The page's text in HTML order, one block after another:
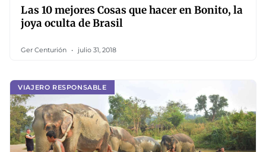
Las 10 mejores Cosas que hacer en Bonito, la
joya oculta de Brasil
Ger Centurión julio 31, 2018
VIAJERO RESPONSABLE